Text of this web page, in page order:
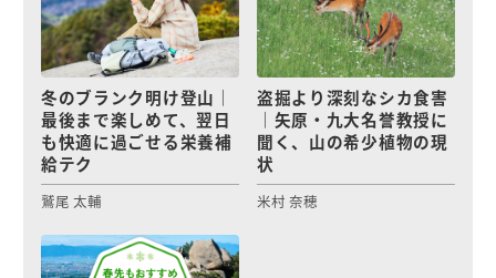
冬のブランク明け登山｜
最後まで楽しめて、翌日
も快適に過ごせる栄養補
給テク
鷲尾 太輔
盗掘より深刻なシカ食害
｜矢原・九大名誉教授に
聞く、山の希少植物の現
状
米村 奈穂